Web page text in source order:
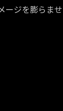
ジを膨らま